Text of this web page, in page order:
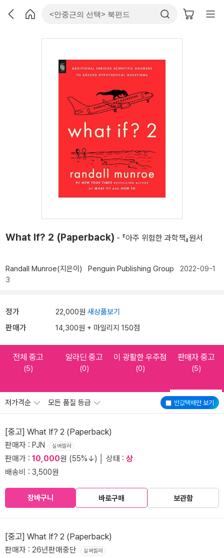
What If? 2 (Paperback) - 『아주 위험한 과학책』원서
Randall Munroe(지은이) Penguin Publishing Group 2022-09-1
3
정가 22,000원 새상품보기
판매가 14,300원 + 마일리지 150점
전체 중고
(5)
알라딘 중고
(0)
이 광활한 우주점
(0)
판매자 중고
(5)
반값택배만 보기
저가격순 모든 품질 등급
[중고] What If? 2 (Paperback)
판매자 : PJN 실버셀러
판매가 : 10,000원 (55%↓) │ 상태 : 상
배송비 : 3,500원
장바구니 바로구매 보관함
[중고] What If? 2 (Paperback)
판매자 : 26년판매중단 실버셀러